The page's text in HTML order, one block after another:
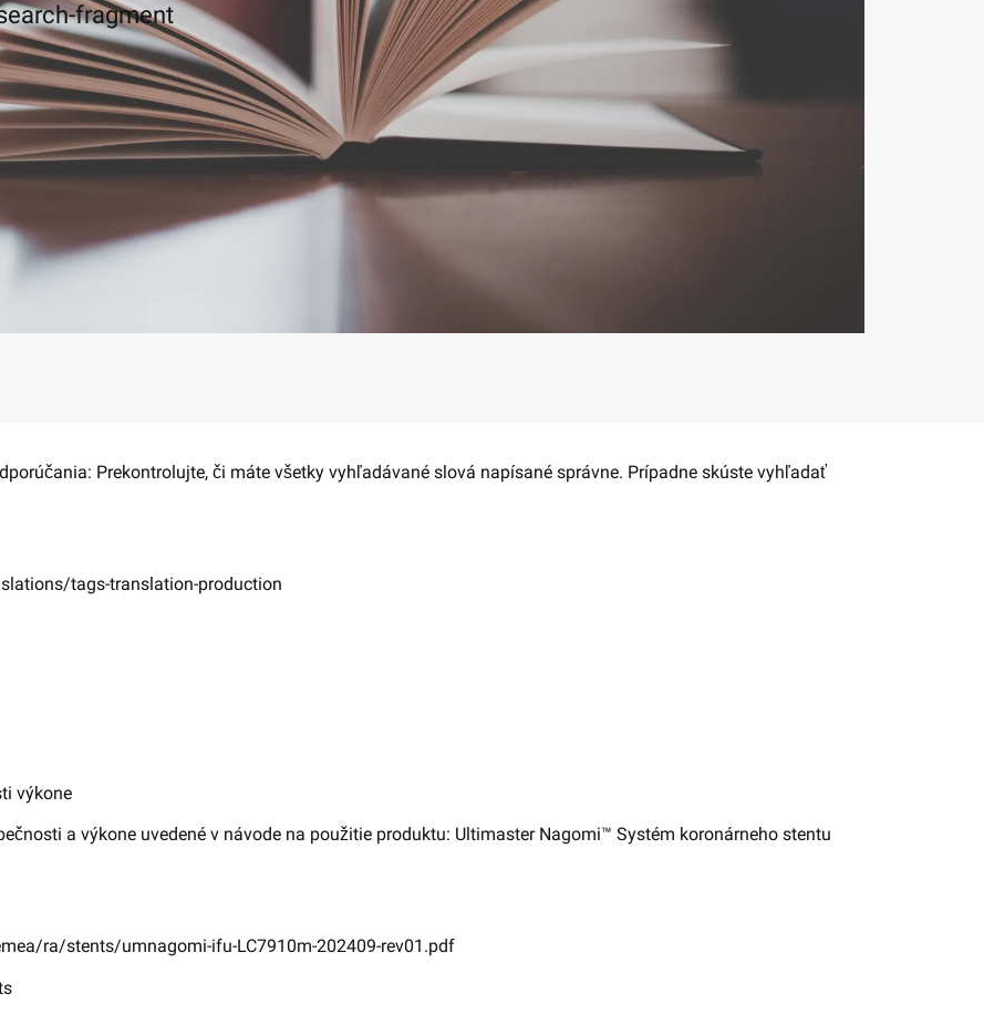
fragment
Prekontrolujte, či máte všetky vyhľadávané slová napísané správne. Prípadne skúste vyhľadať
tags-translation-production
výkone
a výkone uvedené v návode na použitie produktu: Ultimaster Nagomi™ Systém koronárneho stentu
ra/stents/umnagomi-ifu-LC7910m-202409-rev01.pdf